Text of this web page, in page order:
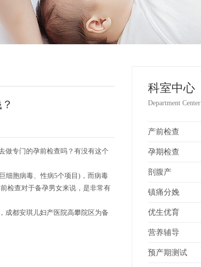
专门的孕前检查吗？有没有这个
胞病毒、性病5个项目)，而病毒
检查对于备孕男女来说，是非常有
都安琪儿妇产医院高攀院区为备
科室中心
Department Center
产前检查
孕期检查
剖腹产
镇痛分娩
优生优育
营养辅导
预产期测试